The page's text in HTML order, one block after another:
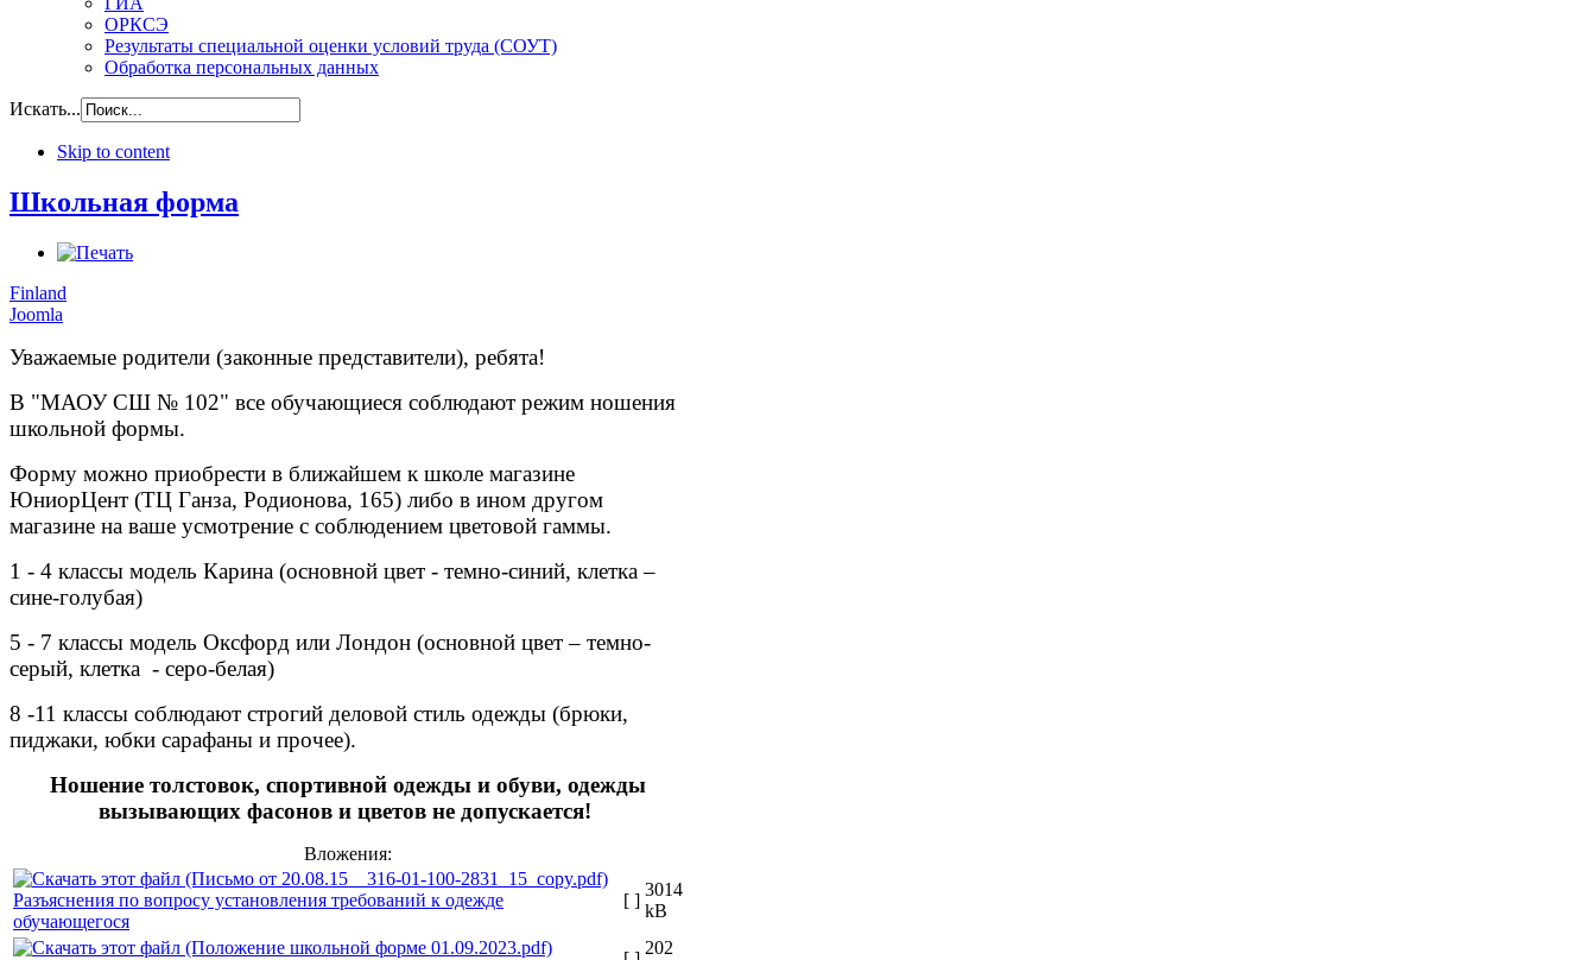
ОРКСЭ
Результаты специальной оценки условий труда (СОУТ)
Обработка персональных данных
Искать...
Skip to content
Школьная форма
Finland
Joomla
Уважаемые родители (законные представители), ребята!
В "МАОУ СШ № 102" все обучающиеся соблюдают режим ношения
школьной формы.
Форму можно приобрести в ближайшем к школе магазине
ЮниорЦент (ТЦ Ганза, Родионова, 165) либо в ином другом
магазине на ваше усмотрение с соблюдением цветовой гаммы.
1 - 4 классы модель Карина (основной цвет - темно-синий, клетка –
сине-голубая)
5 - 7 классы модель Оксфорд или Лондон (основной цвет – темно-
серый, клетка - серо-белая)
8 -11 классы соблюдают строгий деловой стиль одежды (брюки,
пиджаки, юбки сарафаны и прочее).
Ношение толстовок, спортивной одежды и обуви, одежды
вызывающих фасонов и цветов не допускается!
Вложения:
Разъяснения по вопросу установления требований к одежде
обучающегося
[ ]
3014
kB
202